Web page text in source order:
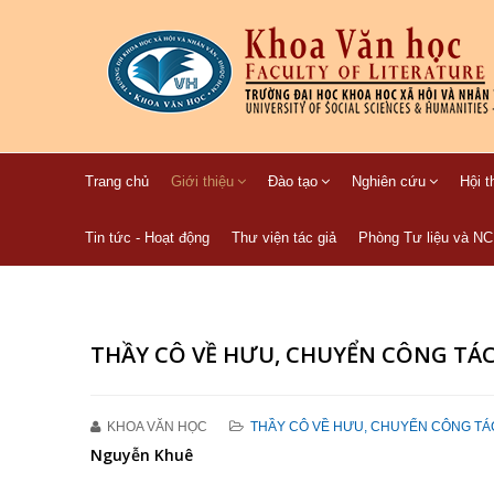
Trang chủ Giới thiệu Đào tạo Nghiên cứu Hội
Tin tức - Hoạt động Thư viện tác giả Phòng Tư liệu và
THẦY CÔ VỀ HƯU, CHUYỂN CÔNG
KHOA VĂN HỌC THẦY CÔ VỀ HƯU, CHUYỂN CÔNG
Nguyễn Khuê